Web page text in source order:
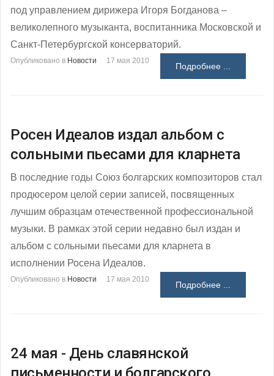
под управлением дирижера Игоря Богданова –
великолепного музыканта, воспитанника Московской и
Санкт-Петербургской консерваторий.
Опубликовано в Новости 17 мая 2010
Подробнее ...
Росен Идеалов издал альбом с
сольными пьесами для кларнета
В последние годы Союз болгарских композиторов стал
продюсером целой серии записей, посвященных
лучшим образцам отечественной профессиональной
музыки. В рамках этой серии недавно был издан и
альбом с сольными пьесами для кларнета в
исполнении Росена Идеалов.
Опубликовано в Новости 17 мая 2010
Подробнее ...
24 мая - День славянской